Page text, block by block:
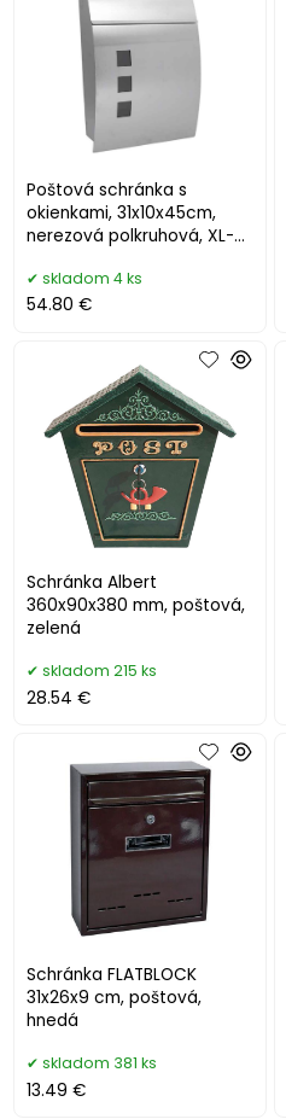
Poštová schránka s
okienkami, 31x10x45cm,
nerezová polkruhová, XL-
skladom 4 ks
54.80 €
Schránka Albert
360x90x380 mm, poštová,
zelená
skladom 215 ks
28.54 €
Schránka FLATBLOCK
31x26x9 cm, poštová,
hnedá
skladom 381 ks
13.49 €